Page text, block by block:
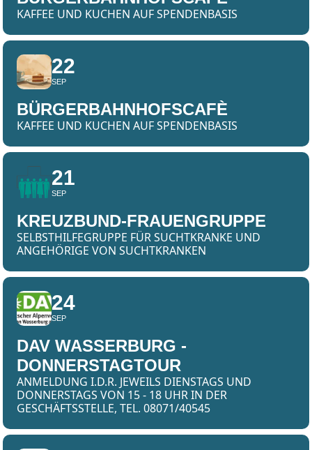
KAFFEE UND KUCHEN AUF SPENDENBASIS
22
SEP
BÜRGERBAHNHOFSCAFÈ
KAFFEE UND KUCHEN AUF SPENDENBASIS
21
SEP
KREUZBUND-FRAUENGRUPPE
SELBSTHILFEGRUPPE FÜR SUCHTKRANKE UND
ANGEHÖRIGE VON SUCHTKRANKEN
24
SEP
DAV WASSERBURG -
DONNERSTAGTOUR
ANMELDUNG I.D.R. JEWEILS DIENSTAGS UND
DONNERSTAGS VON 15 - 18 UHR IN DER
GESCHÄFTSSTELLE, TEL. 08071/40545